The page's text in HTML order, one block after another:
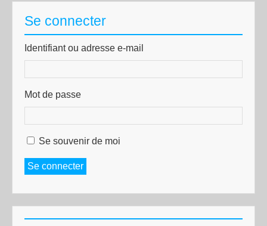
Se connecter
Identifiant ou adresse e-mail
Mot de passe
Se souvenir de moi
Se connecter